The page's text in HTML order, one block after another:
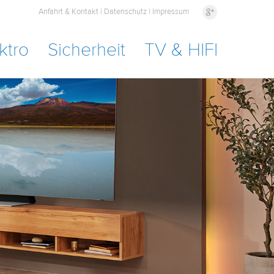
Anfahrt & Kontakt Datenschutz Impressum
Sicherheit TV & HIFI